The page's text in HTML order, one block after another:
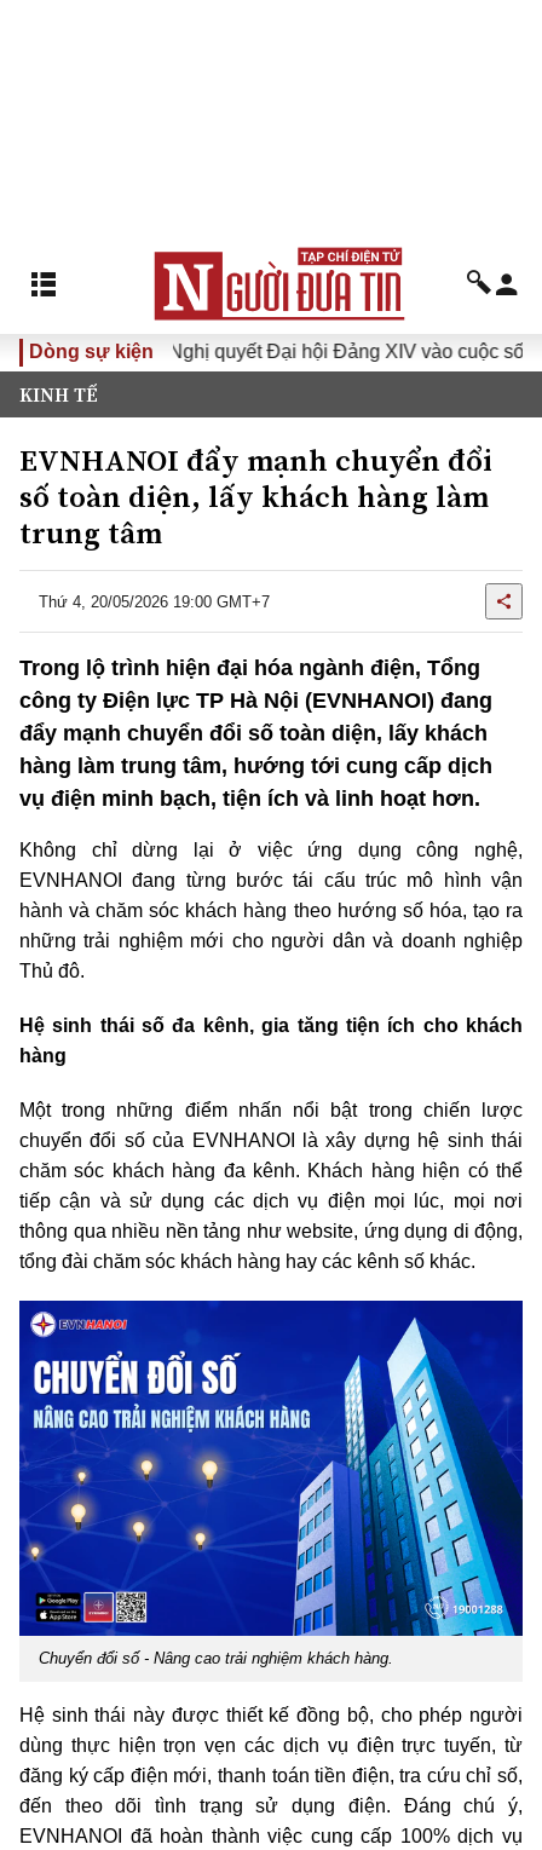
Dòng sự kiện
Đưa Nghị quyết Đại hội Đảng XIV vào cuộc sống
KINH TẾ
EVNHANOI đẩy mạnh chuyển đổi
số toàn diện, lấy khách hàng làm
trung tâm
Thứ 4, 20/05/2026 19:00 GMT+7
Trong lộ trình hiện đại hóa ngành điện, Tổng
công ty Điện lực TP Hà Nội (EVNHANOI) đang
đẩy mạnh chuyển đổi số toàn diện, lấy khách
hàng làm trung tâm, hướng tới cung cấp dịch
vụ điện minh bạch, tiện ích và linh hoạt hơn.
Không chỉ dừng lại ở việc ứng dụng công nghệ,
EVNHANOI đang từng bước tái cấu trúc mô hình vận
hành và chăm sóc khách hàng theo hướng số hóa, tạo ra
những trải nghiệm mới cho người dân và doanh nghiệp
Thủ đô.
Hệ sinh thái số đa kênh, gia tăng tiện ích cho khách
hàng
Một trong những điểm nhấn nổi bật trong chiến lược
chuyển đổi số của EVNHANOI là xây dựng hệ sinh thái
chăm sóc khách hàng đa kênh. Khách hàng hiện có thể
tiếp cận và sử dụng các dịch vụ điện mọi lúc, mọi nơi
thông qua nhiều nền tảng như website, ứng dụng di động,
tổng đài chăm sóc khách hàng hay các kênh số khác.
Chuyển đổi số - Nâng cao trải nghiệm khách hàng.
Hệ sinh thái này được thiết kế đồng bộ, cho phép người
dùng thực hiện trọn vẹn các dịch vụ điện trực tuyến, từ
đăng ký cấp điện mới, thanh toán tiền điện, tra cứu chỉ số,
đến theo dõi tình trạng sử dụng điện. Đáng chú ý,
EVNHANOI đã hoàn thành việc cung cấp 100% dịch vụ